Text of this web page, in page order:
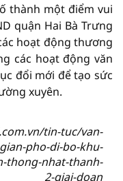
thành một điểm vui
quận Hai Bà Trưng
hoạt động thương
các hoạt động văn
đổi mới để tạo sức
xuyên.
tin-tuc/van-
pho-di-bo-khu-
thong-nhat-thanh-
2-giai-doan